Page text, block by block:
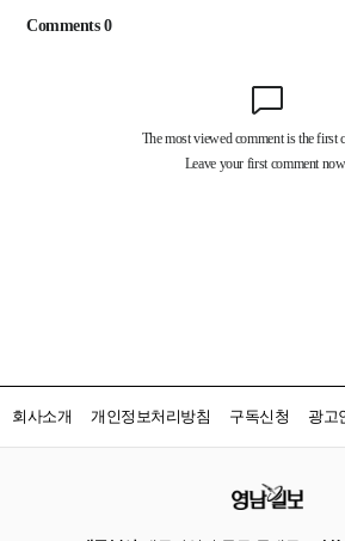
회사소개 개인정보처리방침 구독신청 광고